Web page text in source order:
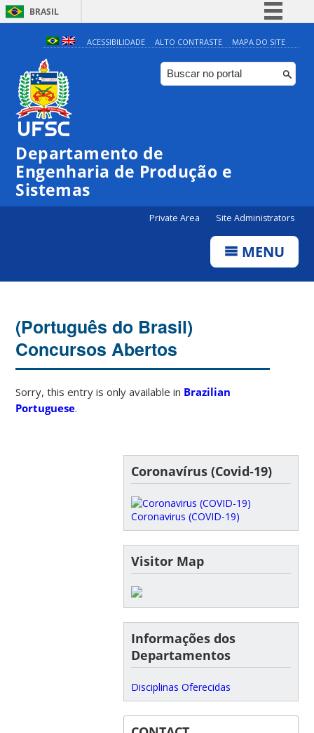
BRASIL
Simplifique!
Comunica BR
Participe
ACESSIBILIDADE ALTO CONTRASTE MAPA DO SITE
Departamento de
Engenharia de Produção e
Sistemas
Private Area Site Administrators
MENU
(Português do Brasil)
Concursos Abertos
Sorry, this entry is only available in Brazilian
Portuguese.
Coronavírus (Covid-19)
Coronavirus (COVID-19)
Visitor Map
Informações dos
Departamentos
Disciplinas Oferecidas